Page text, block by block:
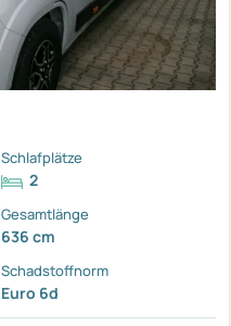
Schlafplätze
2
Gesamtlänge
636 cm
Schadstoffnorm
Euro 6d